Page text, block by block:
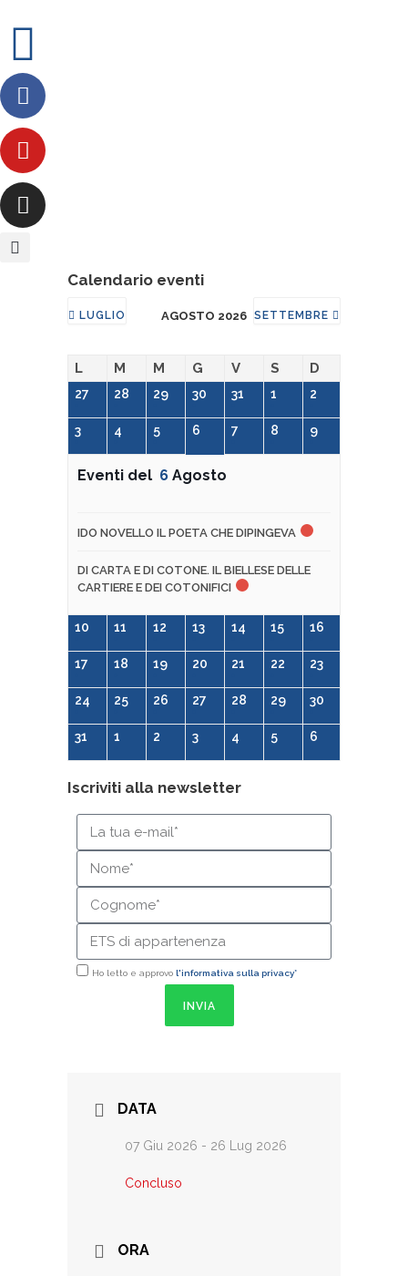
Calendario eventi
LUGLIO AGOSTO 2026 SETTEMBRE
L M M G V S D
27 28 29 30 31 1 2
3 4 5 6 7 8 9
Eventi del 6 Agosto
IDO NOVELLO IL POETA CHE DIPINGEVA
DI CARTA E DI COTONE. IL BIELLESE DELLE
CARTIERE E DEI COTONIFICI
10 11 12 13 14 15 16
17 18 19 20 21 22 23
24 25 26 27 28 29 30
31 1 2 3 4 5 6
Iscriviti alla newsletter
Ho letto e approvo l'informativa sulla privacy*
INVIA
DATA
07 Giu 2026 - 26 Lug 2026
Concluso
ORA